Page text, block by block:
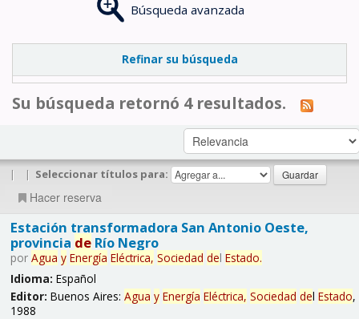
Búsqueda avanzada
Refinar su búsqueda
Su búsqueda retornó 4 resultados.
| | Seleccionar títulos para:
Hacer reserva
Estación transformadora San Antonio Oeste,
provincia deRío Negro
por Agua y Energía Eléctrica, Sociedad del Estado.
Idioma: Español
Editor: Buenos Aires: Agua y Energía Eléctrica, Sociedad del Estado,
1988